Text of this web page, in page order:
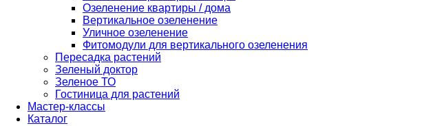
Озеленение квартиры / дома
Вертикальное озеленение
Уличное озеленение
Фитомодули для вертикального озеленения
Пересадка растений
Зеленый доктор
Зеленое ТО
Гостиница для растений
Мастер-классы
Каталог